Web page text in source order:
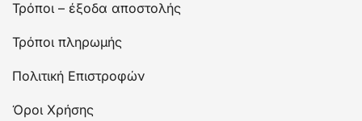
Τρόποι – έξοδα αποστολής
Τρόποι πληρωμής
Πολιτική Επιστροφών
Όροι Χρήσης